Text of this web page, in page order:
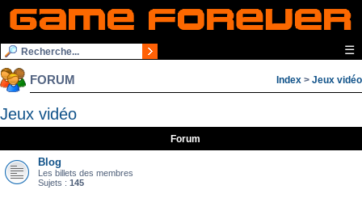
☰
FORUM Index > Jeux vidéo
Jeux vidéo
Forum
Blog
Les billets des membres
Sujets : 145